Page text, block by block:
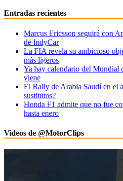
Entradas recientes
Marcus Ericsson seguirá con
de IndyCar
La FIA revela su ambicioso
más ligeros
Ya hay calendario del Mundial
viene
El Rally de Arabia Saudí en el
sustitutos?
Honda F1 admite que no fue
hasta enero
Videos de @MotorClips